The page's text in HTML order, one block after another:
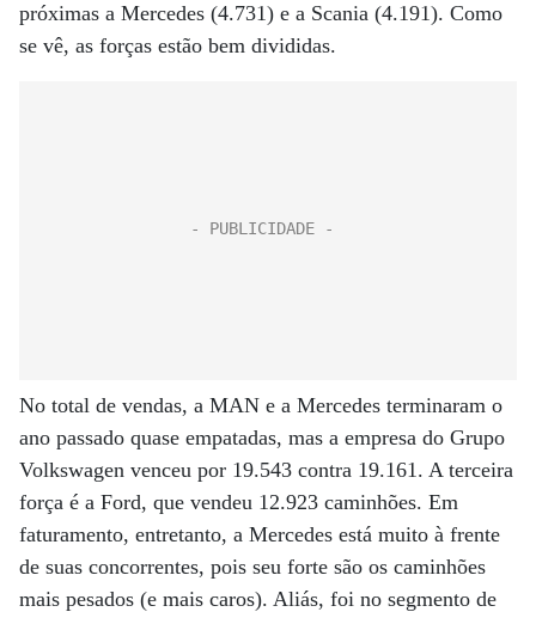
próximas a Mercedes (4.731) e a Scania (4.191). Como
se vê, as forças estão bem divididas.
No total de vendas, a MAN e a Mercedes terminaram o
ano passado quase empatadas, mas a empresa do Grupo
Volkswagen venceu por 19.543 contra 19.161. A terceira
força é a Ford, que vendeu 12.923 caminhões. Em
faturamento, entretanto, a Mercedes está muito à frente
de suas concorrentes, pois seu forte são os caminhões
mais pesados (e mais caros). Aliás, foi no segmento de